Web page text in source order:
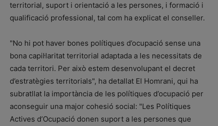
territorial, suport i orientació a les persones, i formació i
qualificació professional, tal com ha explicat el conseller.
"No hi pot haver bones polítiques d’ocupació sense una
bona capil·laritat territorial adaptada a les necessitats de
cada territori. Per això estem desenvolupant el decret
d’estratègies territorials", ha detallat El Homrani, qui ha
subratllat la importància de les polítiques d’ocupació per
aconseguir una major cohesió social: "Les Polítiques
Actives d’Ocupació donen suport a les persones que